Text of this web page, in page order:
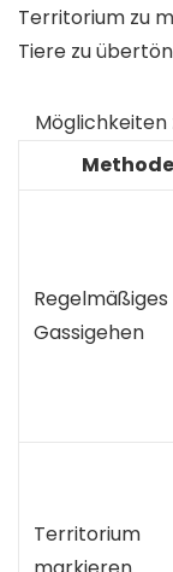
Territorium zu
Tiere zu
Möglichkeiten
Methode
Regelmäßiges
Gassigehen
Territorium